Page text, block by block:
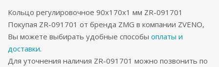
Кольцо регулировочное 90x170x1 мм ZR-091701
Покупая ZR-091701 от бренда ZMG в компании ZVENO,
Вы можете выбирать удобные способы оплаты и
доставки.
Для уточнения наличия ZR-091701 можно позвонить по